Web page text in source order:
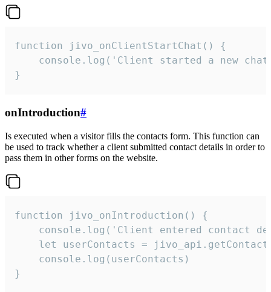
function jivo_onClientStartChat() {
console.log('Client started a new
}
onIntroduction#
Is executed when a visitor fills the contacts form. This function can
be used to track whether a client submitted contact details in order to
pass them in other forms on the website.
function jivo_onIntroduction() {
console.log('Client entered contact
let userContacts =
    console.log(userContacts)
}